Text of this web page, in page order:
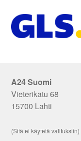
A24 Suomi
Vieterikatu 68
15700 Lahti
(Sitä ei käytetä valituksiin)